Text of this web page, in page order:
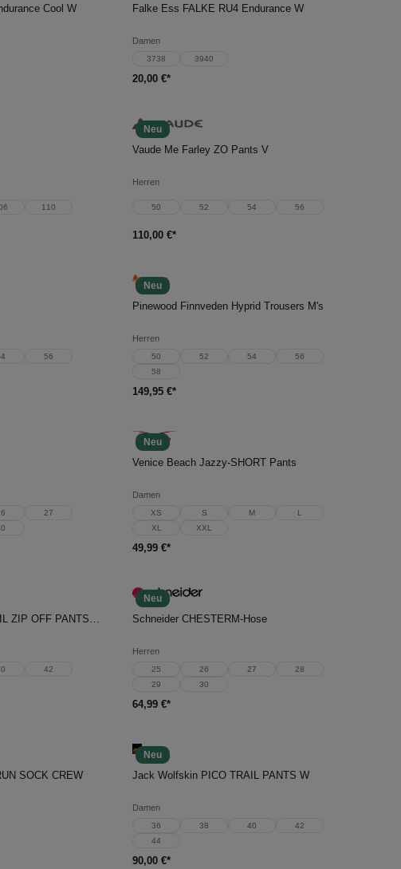
Cool W Falke Ess FALKE RU4 Endurance W
Damen
3738 3940
20,00 €*
110
Neu
In den Warenkorb
Vaude Me Farley ZO Pants V
Herren
50 52 54 56
110,00 €*
56
Neu
In den Warenkorb
Pinewood Finnveden Hyprid Trousers M's
Herren
50 52 54
56
58
149,95 €*
27
Neu
In den Warenkorb
Venice Beach Jazzy-SHORT Pants
Damen
XS S M
L
XL
XXL
49,99 €*
42
Neu
In den Warenkorb
Schneider CHESTERM-Hose
Herren
25 26 27
28
29
30
64,99 €*
SOCK CREW
Neu
In den Warenkorb
Jack Wolfskin PICO TRAIL PANTS W
Damen
36 38 40
42
44
90,00 €*